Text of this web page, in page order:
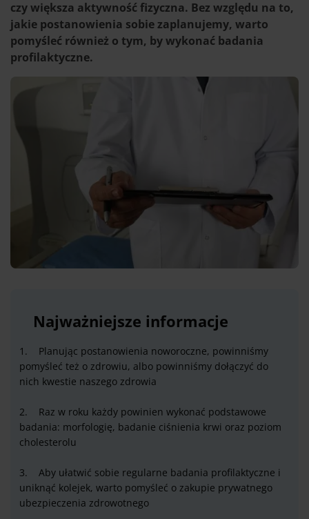
czy większa aktywność fizyczna. Bez względu na to,
jakie postanowienia sobie zaplanujemy, warto
pomyśleć również o tym, by wykonać badania
profilaktyczne.
Najważniejsze informacje
1. Planując postanowienia noworoczne, powinniśmy
pomyśleć też o zdrowiu, albo powinniśmy dołączyć do
nich kwestie naszego zdrowia
2. Raz w roku każdy powinien wykonać podstawowe
badania: morfologię, badanie ciśnienia krwi oraz poziom
cholesterolu
3. Aby ułatwić sobie regularne badania profilaktyczne i
uniknąć kolejek, warto pomyśleć o zakupie prywatnego
ubezpieczenia zdrowotnego